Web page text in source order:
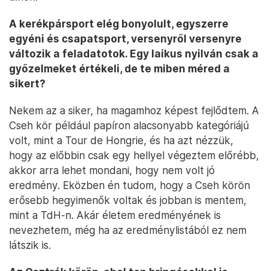
A kerékpársport elég bonyolult, egyszerre
egyéni és csapatsport, versenyről versenyre
változik a feladatotok. Egy laikus nyilván csak a
győzelmeket értékeli, de te miben méred a
sikert?
Nekem az a siker, ha magamhoz képest fejlődtem. A
Cseh kör például papíron alacsonyabb kategóriájú
volt, mint a Tour de Hongrie, és ha azt nézzük,
hogy az előbbin csak egy hellyel végeztem előrébb,
akkor arra lehet mondani, hogy nem volt jó
eredmény. Eközben én tudom, hogy a Cseh körön
erősebb hegyimenők voltak és jobban is mentem,
mint a TdH-n. Akár életem eredményének is
nevezhetem, még ha az eredménylistából ez nem
látszik is.